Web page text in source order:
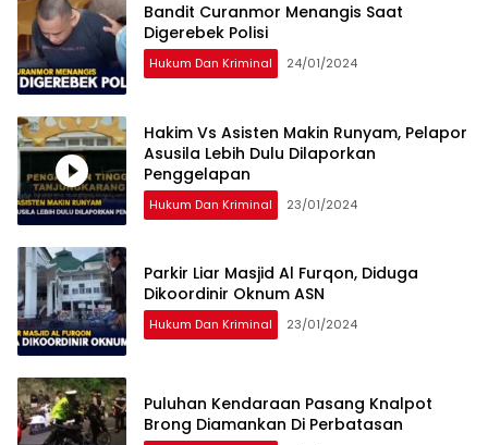
Bandit Curanmor Menangis Saat
Digerebek Polisi
Hukum Dan Kriminal 24/01/2024
Hakim Vs Asisten Makin Runyam, Pelapor
Asusila Lebih Dulu Dilaporkan
Penggelapan
Hukum Dan Kriminal 23/01/2024
Parkir Liar Masjid Al Furqon, Diduga
Dikoordinir Oknum ASN
Hukum Dan Kriminal 23/01/2024
Puluhan Kendaraan Pasang Knalpot
Brong Diamankan Di Perbatasan